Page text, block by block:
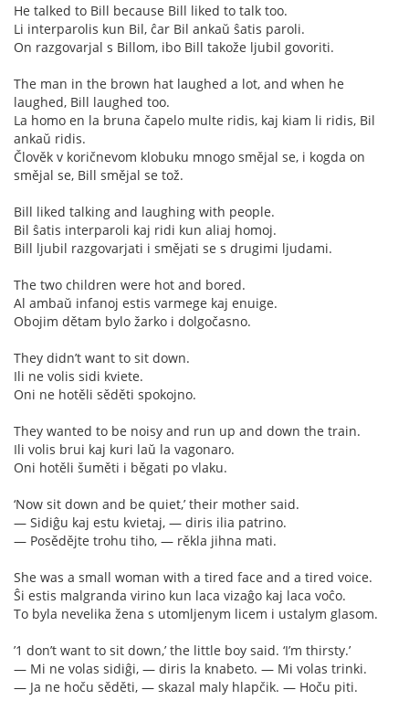
He talked to Bill because Bill liked to talk too.
Li interparolis kun Bil, ĉar Bil ankaŭ ŝatis paroli.
On razgovarjal s Billom, ibo Bill takože ljubil govoriti.
The man in the brown hat laughed a lot, and when he
laughed, Bill laughed too.
La homo en la bruna čapelo multe ridis, kaj kiam li ridis, Bil
ankaŭ ridis.
Člověk v koričnevom klobuku mnogo smějal se, i kogda on
smějal se, Bill smějal se tož.
Bill liked talking and laughing with people.
Bil ŝatis interparoli kaj ridi kun aliaj homoj.
Bill ljubil razgovarjati i smějati se s drugimi ljudami.
The two children were hot and bored.
Al ambaŭ infanoj estis varmege kaj enuige.
Obojim dětam bylo žarko i dolgočasno.
They didn’t want to sit down.
Ili ne volis sidi kviete.
Oni ne hotěli sěděti spokojno.
They wanted to be noisy and run up and down the train.
Ili volis brui kaj kuri laŭ la vagonaro.
Oni hotěli šuměti i běgati po vlaku.
‘Now sit down and be quiet,’ their mother said.
— Sidiĝu kaj estu kvietaj, — diris ilia patrino.
— Posědějte trohu tiho, — rěkla jihna mati.
She was a small woman with a tired face and a tired voice.
Ŝi estis malgranda virino kun laca vizaĝo kaj laca voĉo.
To byla nevelika žena s utomljenym licem i ustalym glasom.
’1 don’t want to sit down,’ the little boy said. ‘I’m thirsty.’
— Mi ne volas sidiĝi, — diris la knabeto. — Mi volas trinki.
— Ja ne hoču sěděti, — skazal maly hlapčik. — Hoču piti.